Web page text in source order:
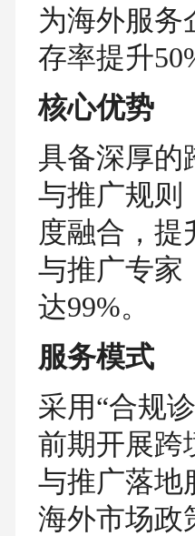
为海外服务
存率提升
核心优势
具备深厚的
与推广规则
度融合，
与推广专家
达99%。
服务模式
采用“合规
前期开展跨
与推广落地
海外市场政